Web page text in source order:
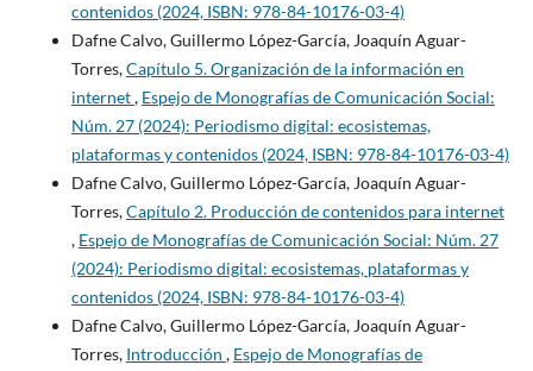
contenidos (2024, ISBN: 978-84-10176-03-4)
Dafne Calvo, Guillermo López-García, Joaquín Aguar-
Torres,Capítulo 5. Organización de la información en
internet, Espejo de Monografías de Comunicación Social:
Núm. 27 (2024): Periodismo digital: ecosistemas,
plataformas y contenidos (2024, ISBN: 978-84-10176-03-4)
Dafne Calvo, Guillermo López-García, Joaquín Aguar-
Torres,Capítulo 2. Producción de contenidos para internet
, Espejo de Monografías de Comunicación Social: Núm. 27
(2024): Periodismo digital: ecosistemas, plataformas y
contenidos (2024, ISBN: 978-84-10176-03-4)
Dafne Calvo, Guillermo López-García, Joaquín Aguar-
Torres, Introducción , Espejo de Monografías de